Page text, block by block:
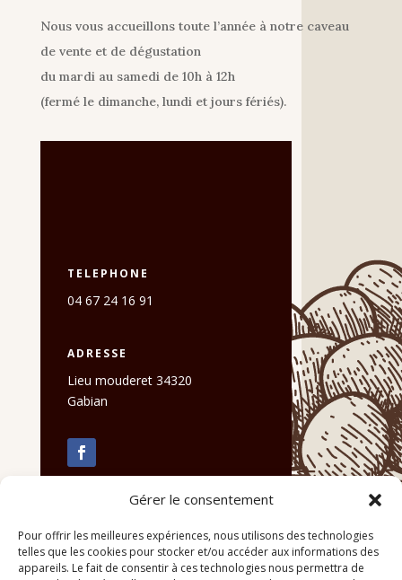
Gérer le consentement
Pour offrir les meilleures expériences, nous utilisons des technologies
telles que les cookies pour stocker et/ou accéder aux informations des
appareils. Le fait de consentir à ces technologies nous permettra de
Nous vous accueillons toute l’année à notre caveau
de vente et de dégustation
du mardi au samedi de 10h à 12h
(fermé le dimanche, lundi et jours fériés).
TELEPHONE
04 67 24 16 91
ADRESSE
Lieu mouderet 34320
Gabian